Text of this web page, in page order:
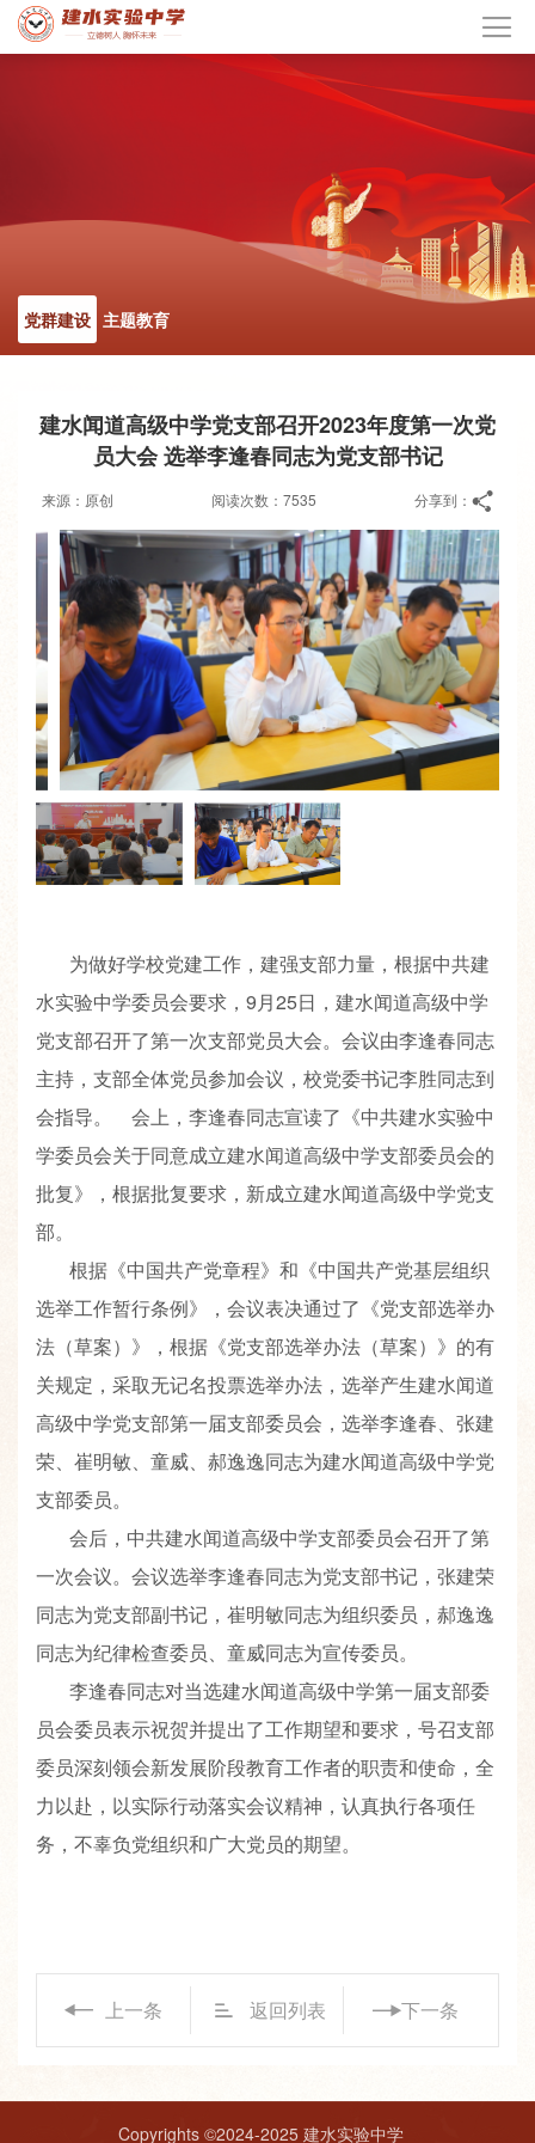
党群建设 主题教育
建水闻道高级中学党支部召开2023年度第一次党
员大会 选举李逢春同志为党支部书记
来源：原创 阅读次数：7535 分享到：
为做好学校党建工作，建强支部力量，根据中共建
水实验中学委员会要求，9月25日，建水闻道高级中学
党支部召开了第一次支部党员大会。会议由李逢春同志
主持，支部全体党员参加会议，校党委书记李胜同志到
会指导。 会上，李逢春同志宣读了《中共建水实验中
学委员会关于同意成立建水闻道高级中学支部委员会的
批复》，根据批复要求，新成立建水闻道高级中学党支
部。
根据《中国共产党章程》和《中国共产党基层组织
选举工作暂行条例》，会议表决通过了《党支部选举办
法（草案）》，根据《党支部选举办法（草案）》的有
关规定，采取无记名投票选举办法，选举产生建水闻道
高级中学党支部第一届支部委员会，选举李逢春、张建
荣、崔明敏、童威、郝逸逸同志为建水闻道高级中学党
支部委员。
会后，中共建水闻道高级中学支部委员会召开了第
一次会议。会议选举李逢春同志为党支部书记，张建荣
同志为党支部副书记，崔明敏同志为组织委员，郝逸逸
同志为纪律检查委员、童威同志为宣传委员。
李逢春同志对当选建水闻道高级中学第一届支部委
员会委员表示祝贺并提出了工作期望和要求，号召支部
委员深刻领会新发展阶段教育工作者的职责和使命，全
力以赴，以实际行动落实会议精神，认真执行各项任
务，不辜负党组织和广大党员的期望。
上一条 返回列表 下一条
Copyrights ©2024-2025 建水实验中学